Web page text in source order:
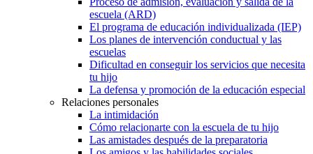
escuela (ARD)
El programa de educación individualizada (IEP)
Los planes de intervención conductual y las
escuelas
Dificultad en conseguir los servicios que necesita
tu hijo
La defensa y promoción de la educación especial
Relaciones personales
La intimidación
Cómo relacionarte con la escuela de tu hijo
Las amistades después de la preparatoria